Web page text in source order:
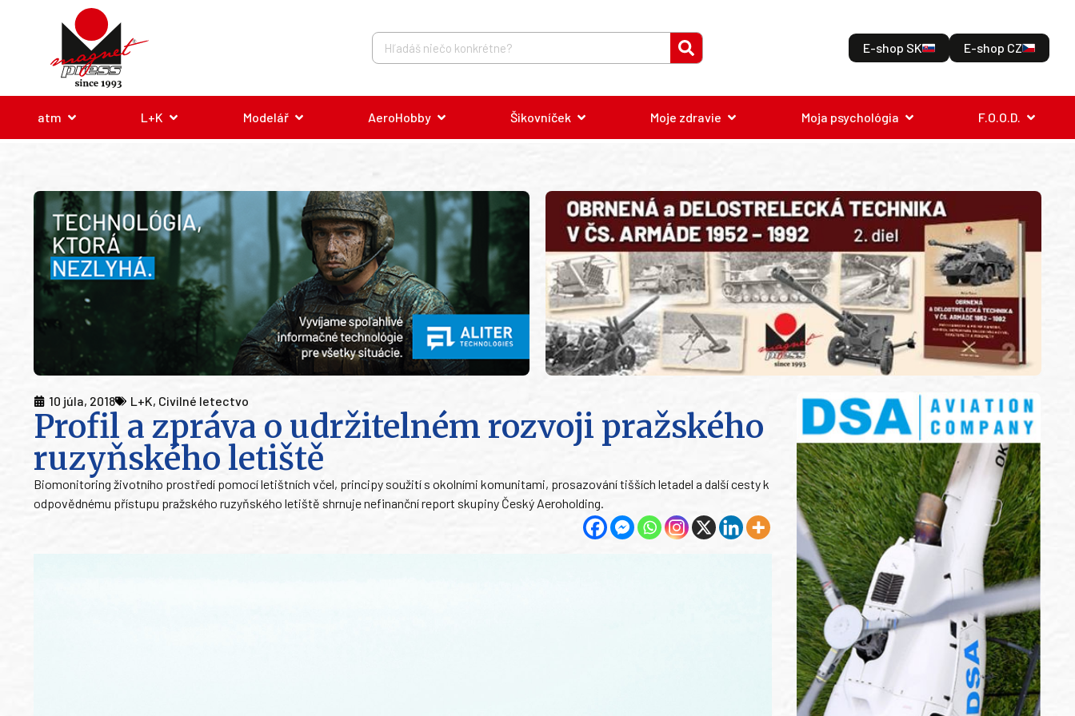
E-shop SK E-shop CZ
atm L+K Modelář AeroHobby Šikovníček Moje zdravie Moja psychológia F.O.O.D.
10 júla, 2018 L+K, Civilné letectvo
Profil a zpráva o udržitelném rozvoji pražského
ruzyňského letiště
Biomonitoring životního prostředí pomocí letištních včel, principy soužití s okolními komunitami, prosazování tišších letadel a další cesty k
odpovědnému přístupu pražského ruzyňského letiště shrnuje nefinanční report skupiny Český Aeroholding.